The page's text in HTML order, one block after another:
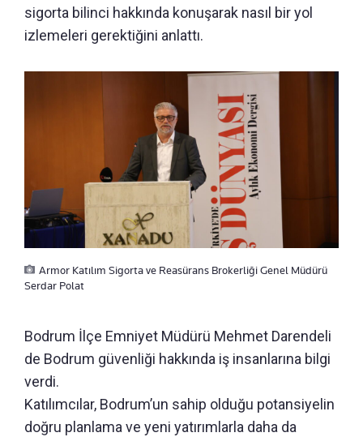
sigorta bilinci hakkında konuşarak nasıl bir yol
izlemeleri gerektiğini anlattı.
Armor Katılım Sigorta ve Reasürans Brokerliği Genel Müdürü
Serdar Polat
Bodrum İlçe Emniyet Müdürü Mehmet Darendeli
de Bodrum güvenliği hakkında iş insanlarına bilgi
verdi.
Katılımcılar, Bodrum’un sahip olduğu potansiyelin
doğru planlama ve yeni yatırımlarla daha da